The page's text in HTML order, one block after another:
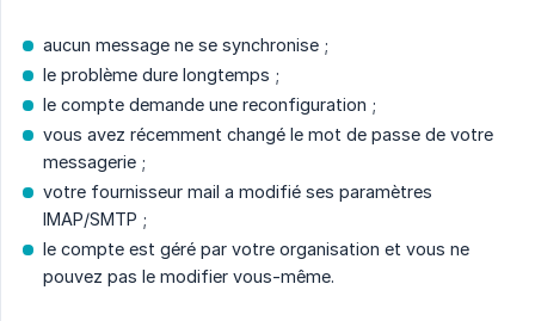
aucun message ne se synchronise ;
le problème dure longtemps ;
le compte demande une reconfiguration ;
vous avez récemment changé le mot de passe de votre
messagerie ;
votre fournisseur mail a modifié ses paramètres
IMAP/SMTP ;
le compte est géré par votre organisation et vous ne
pouvez pas le modifier vous-même.